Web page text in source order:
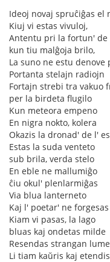
Ideoj novaj spruĉiĝas el
Kiuj vi estas vivuloj,
Antentu pri la fortun'
kun tiu malĝoja brilo,
La suno ne estu denove
Portanta stelajn radiojn
Fortajn strebi tra vakuo
per la birdeta flugilo
Kun meteora empeno
En nigra nokto, kolera
Okazis la dronad' de l'
Estas la suda venteto
sub brila, verda stelo
En eble ne mallumiĝo
ĉiu okul' plenlarmiĝas
Via blua lanterneto
Kaj l' poetar' ne forgesas
Kiam vi pasas, la lago
bluas kaj ondetas milde
Resendas strangan
Li tiam kaŭris kaj